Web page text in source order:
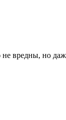
вредны, но